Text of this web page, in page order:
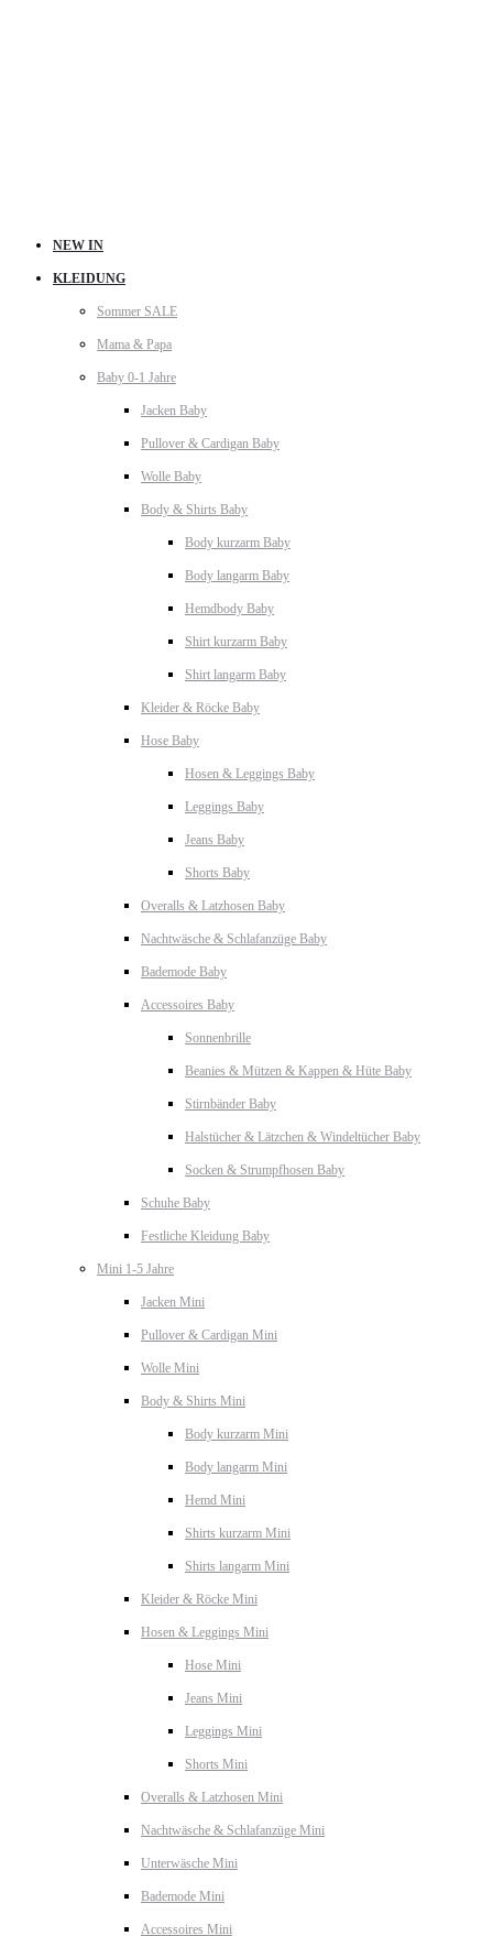
NEW IN
KLEIDUNG
Sommer SALE
Mama & Papa
Baby 0-1 Jahre
Jacken Baby
Pullover & Cardigan Baby
Wolle Baby
Body & Shirts Baby
Body kurzarm Baby
Body langarm Baby
Hemdbody Baby
Shirt kurzarm Baby
Shirt langarm Baby
Kleider & Röcke Baby
Hose Baby
Hosen & Leggings Baby
Leggings Baby
Jeans Baby
Shorts Baby
Overalls & Latzhosen Baby
Nachtwäsche & Schlafanzüge Baby
Bademode Baby
Accessoires Baby
Sonnenbrille
Beanies & Mützen & Kappen & Hüte Baby
Stirnbänder Baby
Halstücher & Lätzchen & Windeltücher Baby
Socken & Strumpfhosen Baby
Schuhe Baby
Festliche Kleidung Baby
Mini 1-5 Jahre
Jacken Mini
Pullover & Cardigan Mini
Wolle Mini
Body & Shirts Mini
Body kurzarm Mini
Body langarm Mini
Hemd Mini
Shirts kurzarm Mini
Shirts langarm Mini
Kleider & Röcke Mini
Hosen & Leggings Mini
Hose Mini
Jeans Mini
Leggings Mini
Shorts Mini
Overalls & Latzhosen Mini
Nachtwäsche & Schlafanzüge Mini
Unterwäsche Mini
Bademode Mini
Accessoires Mini